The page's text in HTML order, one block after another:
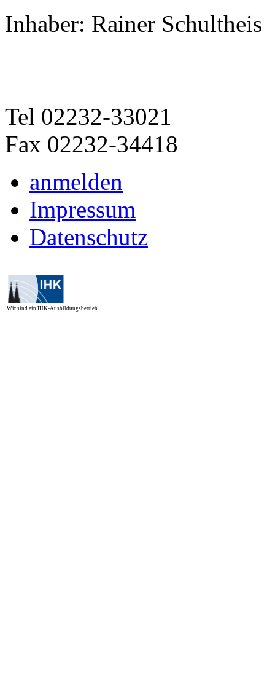
Inhaber: Rainer Schultheis
Tel 02232-33021
Fax 02232-34418
anmelden
Impressum
Datenschutz
Wir sind ein IHK-Ausbildungsbetrieb